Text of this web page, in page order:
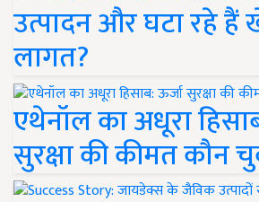
उत्पादन और घटा रहे हैं
लागत?
एथेनॉल का अधूरा
सुरक्षा की कीमत कौन